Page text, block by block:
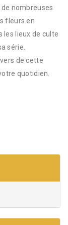
nombreuses
fleurs en
les lieux de culte
série.
de cette
quotidien.